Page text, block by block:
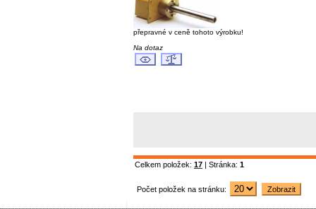
přepravné v ceně tohoto výrobku!
Na dotaz
Celkem položek: 17 | Stránka: 1
Počet položek na stránku: